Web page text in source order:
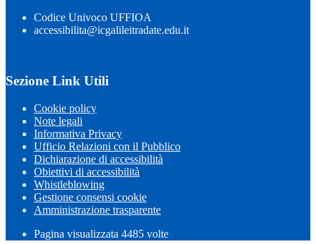
Codice Univoco UFFIOA
accessibilita@icgalileitradate.edu.it
Sezione Link Utili
Cookie policy
Note legali
Informativa Privacy
Ufficio Relazioni con il Pubblico
Dichiarazione di accessibilità
Obiettivi di accessibilità
Whistleblowing
Gestione consensi cookie
Amministrazione trasparente
Pagina visualizzata 4485 volte